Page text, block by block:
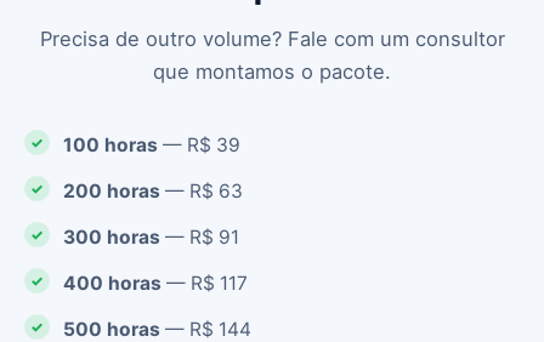
Precisa de outro volume? Fale com um consultor
que montamos o pacote.
100 horas — R$ 39
200 horas — R$ 63
300 horas — R$ 91
400 horas — R$ 117
500 horas — R$ 144